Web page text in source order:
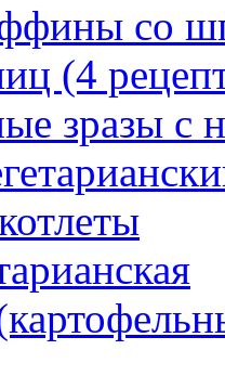
со
(4
зразы с